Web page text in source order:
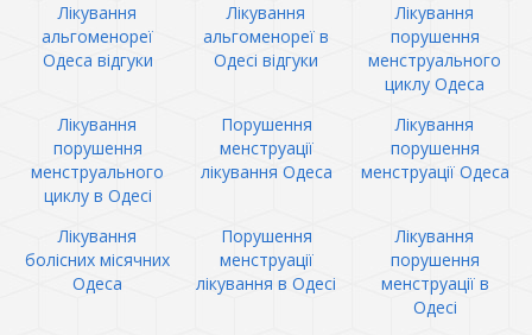
Лікування
альгоменореї
Одеса відгуки
Лікування
альгоменореї в
Одесі відгуки
Лікування
порушення
менструального
циклу Одеса
Лікування
порушення
менструального
циклу в Одесі
Порушення
менструації
лікування Одеса
Лікування
порушення
менструації Одеса
Лікування
болісних місячних
Одеса
Порушення
менструації
лікування в Одесі
Лікування
порушення
менструації в
Одесі